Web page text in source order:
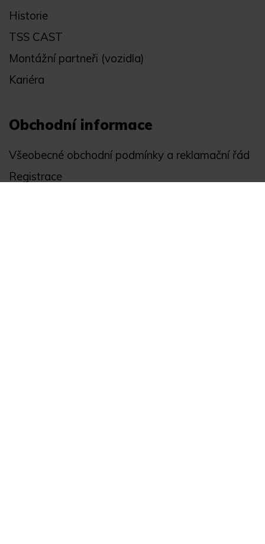
Historie
TSS CAST
Montážní partneři (vozidla)
Kariéra
Obchodní informace
Všeobecné obchodní podmínky a reklamační řád
Registrace